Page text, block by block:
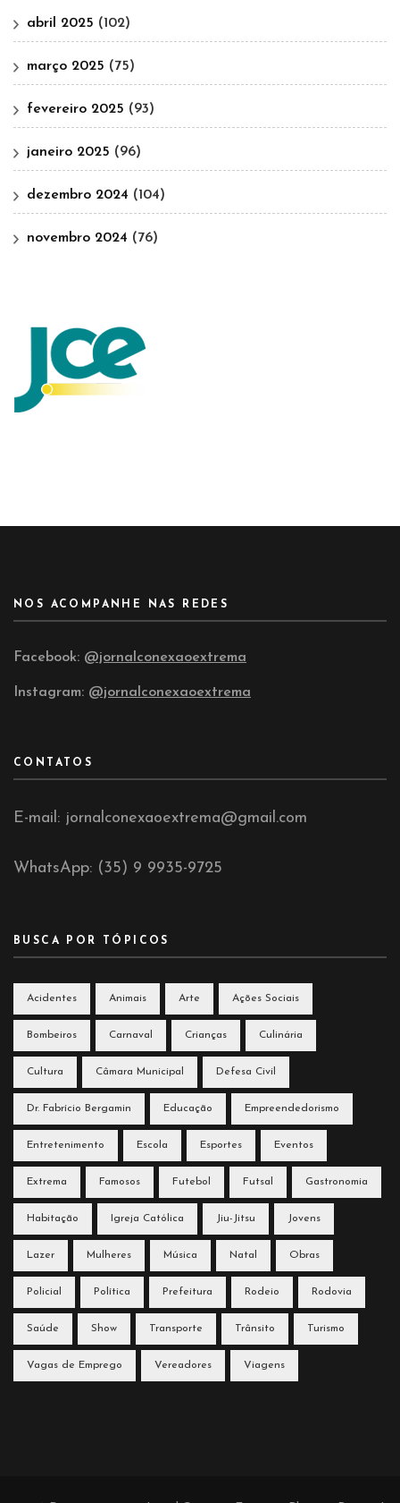
abril 2025 (102)
março 2025 (75)
fevereiro 2025 (93)
janeiro 2025 (96)
dezembro 2024 (104)
novembro 2024 (76)
NOS ACOMPANHE NAS REDES
Facebook: @jornalconexaoextrema
Instagram: @jornalconexaoextrema
CONTATOS
E-mail: jornalconexaoextrema@gmail.com
WhatsApp: (35) 9 9935-9725
BUSCA POR TÓPICOS
Acidentes Animais Arte Ações Sociais
Bombeiros Carnaval Crianças Culinária
Cultura Câmara Municipal Defesa Civil
Dr. Fabrício Bergamin Educação Empreendedorismo
Entretenimento Escola Esportes Eventos
Extrema Famosos Futebol Futsal Gastronomia
Habitação Igreja Católica Jiu-Jitsu Jovens
Lazer Mulheres Música Natal Obras
Policial Política Prefeitura Rodeio Rodovia
Saúde Show Transporte Trânsito Turismo
Vagas de Emprego Vereadores Viagens